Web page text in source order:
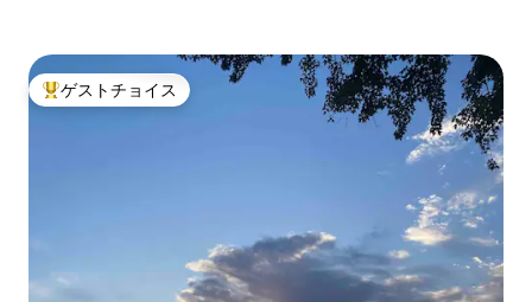
大好評のゲストチョイスです。
ゲストチョイス